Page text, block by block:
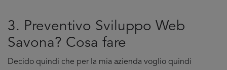
3. Preventivo Sviluppo Web
Savona? Cosa fare
Decido quindi che per la mia azienda voglio quindi